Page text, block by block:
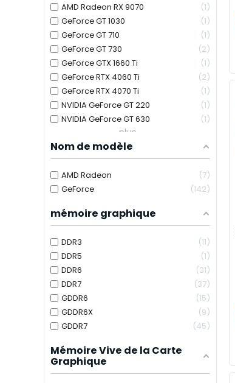
AMD Radeon RX 9070
1
GeForce GT 1030
1
GeForce GT 710
1
GeForce GT 730
2
GeForce GTX 1660 Ti
1
GeForce RTX 4060 Ti
2
GeForce RTX 4070 Ti
1
NVIDIA GeForce GT 220
1
NVIDIA GeForce GT 630
1
plus...
Nom de modèle
AMD Radeon
7
GeForce
142
mémoire graphique
DDR3
11
DDR5
1
DDR6
31
DDR7
37
GDDR6
15
GDDR6X
9
GDDR7
45
Mémoire Vive de la Carte
Graphique